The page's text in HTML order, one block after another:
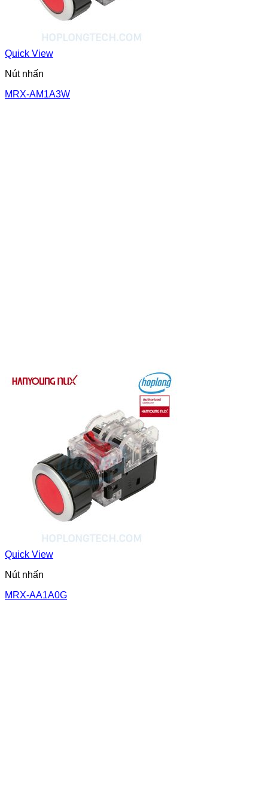
Quick View
Nút nhấn
MRX-AM1A3W
Quick View
Nút nhấn
MRX-AA1A0G